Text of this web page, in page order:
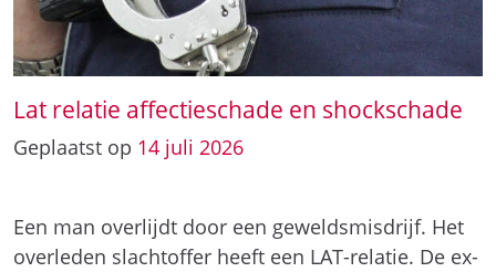
Lat relatie affectieschade en shockschade
Geplaatst op 14 juli 2026
Een man overlijdt door een geweldsmisdrijf. Het
overleden slachtoffer heeft een LAT-relatie. De ex-